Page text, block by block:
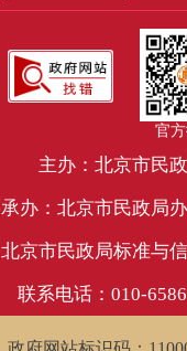
主办：北京市民
承办：北京市民政局办
北京市民政局标准与
联系电话：010-
官